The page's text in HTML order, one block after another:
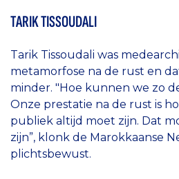
TARIK TISSOUDALI
Tarik Tissoudali was
metamorfose na de rust en
minder. "Hoe kunnen we zo
Onze prestatie na de rust is
publiek altijd moet zijn. Dat
zijn”, klonk de Marokkaanse
plichtsbewust.